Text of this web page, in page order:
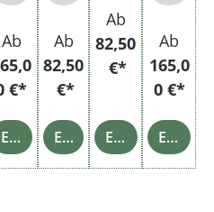
Ab
€*
Einzelheiten
Ab
82,50
€*
Einzelheiten
Ab
82,50
€*
Einzelheiten
Ab
165,0
0 €*
Einzelheiten